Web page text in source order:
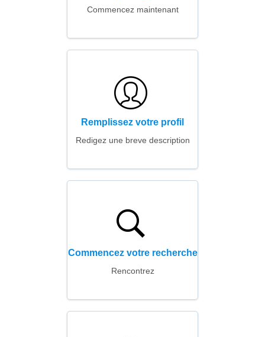
Commencez maintenant
Remplissez votre profil
Redigez une breve description
Commencez votre recherche
Rencontrez